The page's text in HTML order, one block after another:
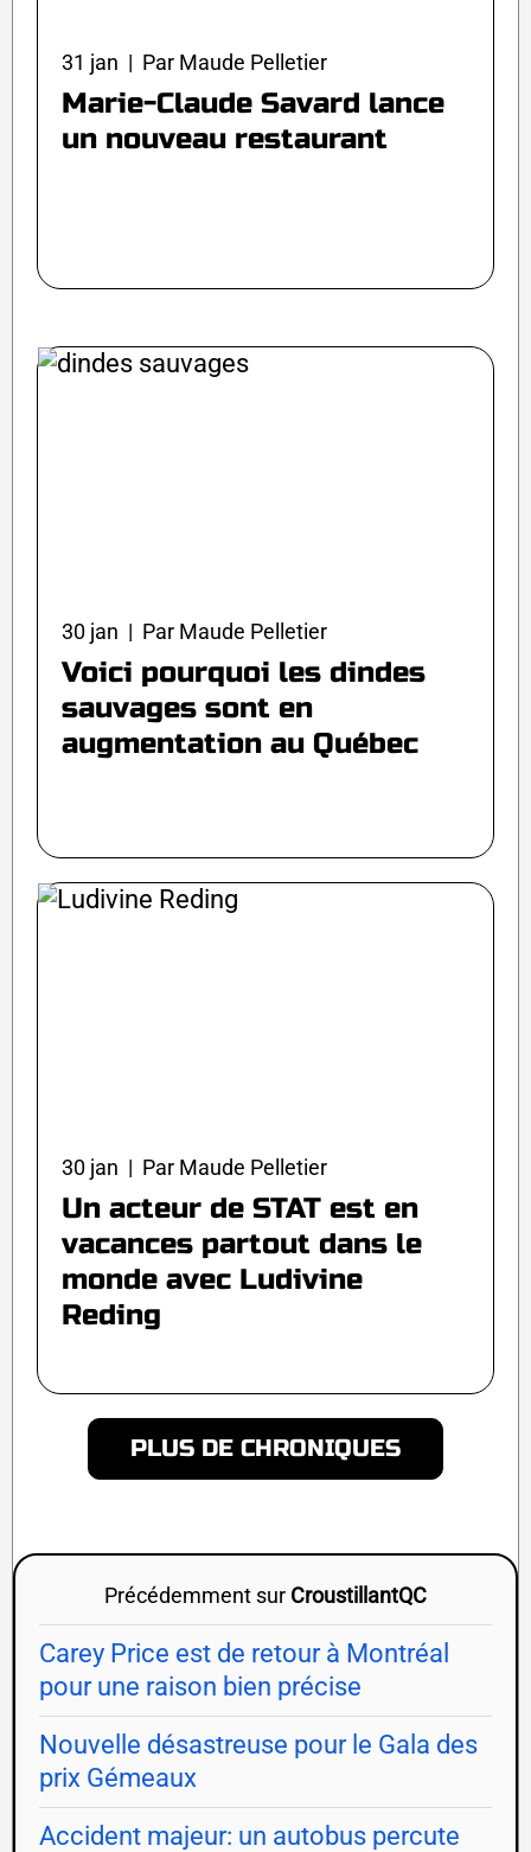
31 jan | Par Maude Pelletier
Marie-Claude Savard lance
un nouveau restaurant
30 jan | Par Maude Pelletier
Voici pourquoi les dindes
sauvages sont en
augmentation au Québec
30 jan | Par Maude Pelletier
Un acteur de STAT est en
vacances partout dans le
monde avec Ludivine
Reding
PLUS DE CHRONIQUES
Précédemment sur CroustillantQC
Carey Price est de retour à Montréal
pour une raison bien précise
Nouvelle désastreuse pour le Gala des
prix Gémeaux
Accident majeur: un autobus percute